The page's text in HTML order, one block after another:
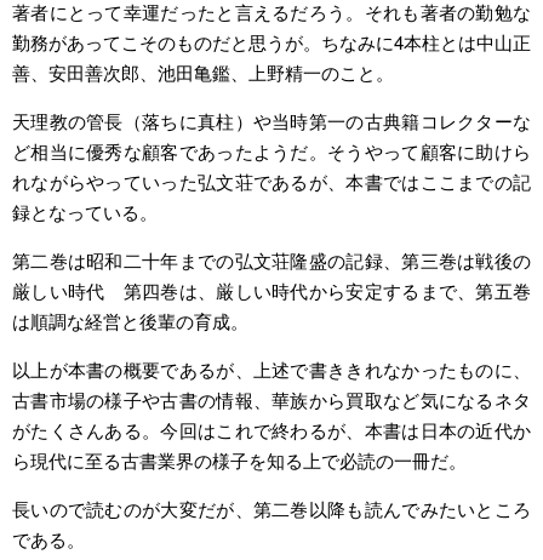
著者にとって幸運だったと言えるだろう。それも著者の勤勉な
勤務があってこそのものだと思うが。ちなみに4本柱とは中山正
善、安田善次郎、池田亀鑑、上野精一のこと。
天理教の管長（落ちに真柱）や当時第一の古典籍コレクターな
ど相当に優秀な顧客であったようだ。そうやって顧客に助けら
れながらやっていった弘文荘であるが、本書ではここまでの記
録となっている。
第二巻は昭和二十年までの弘文荘隆盛の記録、第三巻は戦後の
厳しい時代 第四巻は、厳しい時代から安定するまで、第五巻
は順調な経営と後輩の育成。
以上が本書の概要であるが、上述で書ききれなかったものに、
古書市場の様子や古書の情報、華族から買取など気になるネタ
がたくさんある。今回はこれで終わるが、本書は日本の近代か
ら現代に至る古書業界の様子を知る上で必読の一冊だ。
長いので読むのが大変だが、第二巻以降も読んでみたいところ
である。